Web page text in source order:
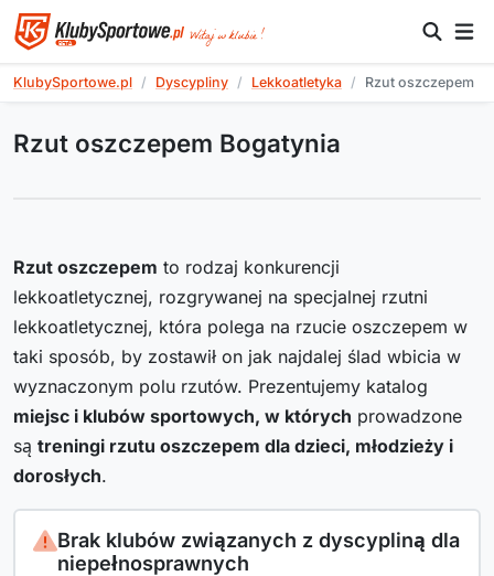
KlubySportowe.pl Dyscypliny Lekkoatletyka Rzut oszczepem
Rzut oszczepem Bogatynia
Rzut oszczepem to rodzaj konkurencji
lekkoatletycznej, rozgrywanej na specjalnej rzutni
lekkoatletycznej, która polega na rzucie oszczepem w
taki sposób, by zostawił on jak najdalej ślad wbicia w
wyznaczonym polu rzutów. Prezentujemy katalog
miejsc i klubów sportowych, w których prowadzone
są treningi rzutu oszczepem dla dzieci, młodzieży i
dorosłych.
Brak klubów związanych z dyscypliną dla
niepełnosprawnych